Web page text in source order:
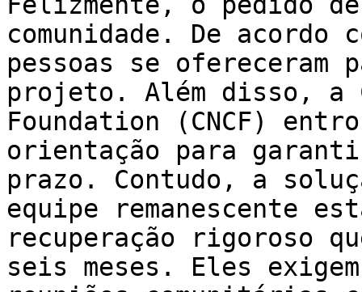
comunidade. De acordo
pessoas se
projeto. Além disso, a
Foundation (CNCF)
orientação para
prazo. Contudo, a
equipe remanescente
recuperação rigoroso
seis meses. Eles